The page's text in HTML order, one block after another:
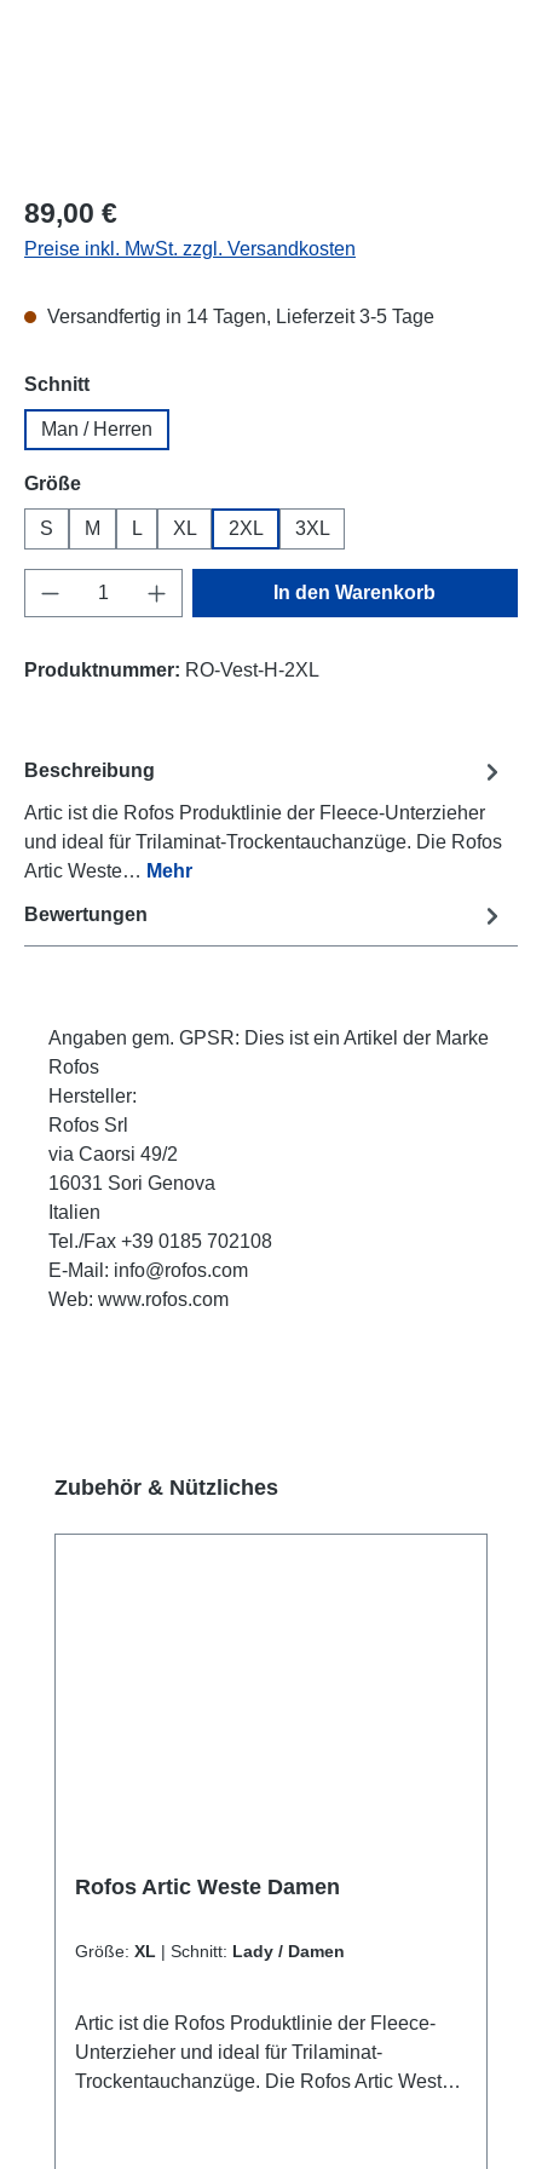
Regulärer Preis:
89,00 €
Preise inkl. MwSt. zzgl. Versandkosten
Versandfertig in 14 Tagen, Lieferzeit 3-5 Tage
Schnittauswählen
Man / Herren
Größeauswählen
S M L XL 2XL 3XL
Produkt Anzahl: Gib den gewünschten
In den Warenkorb
Produktnummer: RO-Vest-H-2XL
Beschreibung
Artic ist die Rofos Produktlinie der Fleece-Unterzieher
und ideal für Trilaminat-Trockentauchanzüge. Die Rofos
Artic Weste… Mehr
Bewertungen
Angaben gem. GPSR: Dies ist ein Artikel der Marke
Rofos
Hersteller:
Rofos Srl
via Caorsi 49/2
16031 Sori Genova
Italien
Tel./Fax +39 0185 702108
E-Mail: info@rofos.com
Web: www.rofos.com
Produktgalerie überspringen
Zubehör & Nützliches
Rofos Artic Weste Damen
Größe: XL | Schnitt: Lady / Damen
Artic ist die Rofos Produktlinie der Fleece-
Unterzieher und ideal für Trilaminat-
Trockentauchanzüge. Die Rofos Artic Weste